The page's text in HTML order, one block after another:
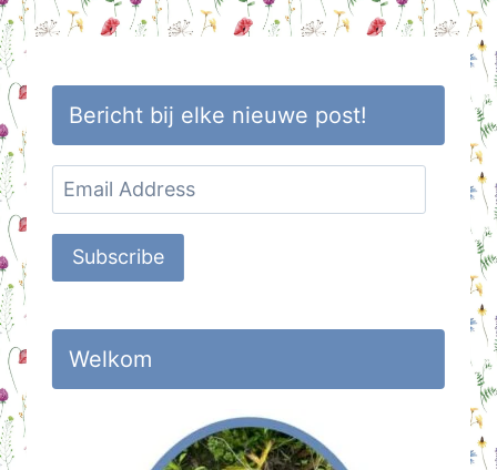
Bericht bij elke nieuwe post!
Email
Address
Subscribe
Welkom